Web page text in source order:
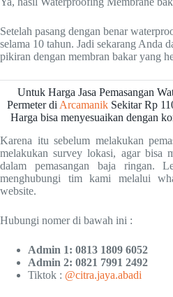
Setelah pasang dengan benar
selama 10 tahun. Jadi sekarang Anda
pikiran dengan membran bakar yang
Untuk Harga Jasa Pemasangan
Permeter di ArcamanikSekitar Rp
Harga bisa menyesuaikan dengan
Karena itu sebelum melakukan
melakukan survey lokasi, agar bisa
dalam pemasangan baja ringan.
menghubungi tim kami melalui
website.
Hubungi nomer di bawah ini :
Admin 1: 0813 1809 6052
Admin 2: 0821 7991 2492
Tiktok : @citra.jaya.abadi